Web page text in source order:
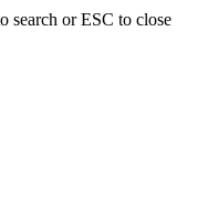
search or ESC to close